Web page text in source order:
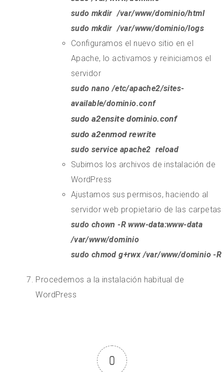
sudo mkdir /var/www/dominio/html
sudo mkdir /var/www/dominio/logs
Configuramos el nuevo sitio en el
Apache, lo activamos y reiniciamos el
servidor
sudo nano /etc/apache2/sites-
available/dominio.conf
sudo a2ensite dominio.conf
sudo a2enmod rewrite
sudo service apache2 reload
Subimos los archivos de instalación de
WordPress
Ajustamos sus permisos, haciendo al
servidor web propietario de las carpetas
sudo chown -R www-data:www-data
/var/www/dominio
sudo chmod g+rwx /var/www/dominio -R
Procedemos a la instalación habitual de
WordPress
0